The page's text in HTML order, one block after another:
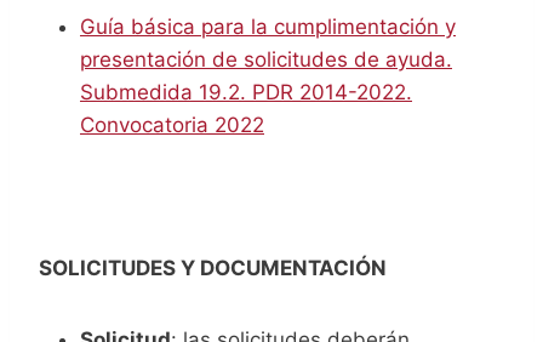
Guía básica para la cumplimentación y
presentación de solicitudes de ayuda.
Submedida 19.2. PDR 2014-2022.
Convocatoria 2022
SOLICITUDES Y DOCUMENTACIÓN